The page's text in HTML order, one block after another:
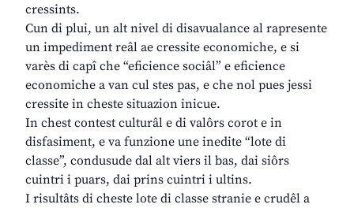
cressints.
Cun di plui, un alt nivel di disavualance al rapresente
un impediment reâl ae cressite economiche, e si
varès di capî che “eficience sociâl” e eficience
economiche a van cul stes pas, e che nol pues jessi
cressite in cheste situazion inicue.
In chest contest culturâl e di valôrs corot e in
disfasiment, e va funzione une inedite “lote di
classe”, condusude dal alt viers il bas, dai siôrs
cuintri i puars, dai prins cuintri i ultins.
I risultâts di cheste lote di classe stranie e crudêl a